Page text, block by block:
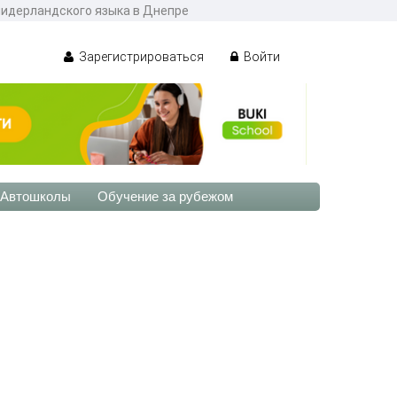
языка в Днепре
Зарегистрироваться Войти
Автошколы Обучение за рубежом